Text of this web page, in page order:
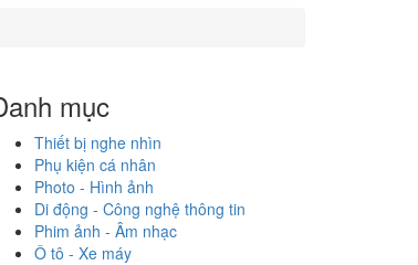
mục
Thiết bị nghe nhìn
Phụ kiện cá nhân
Photo - Hình ảnh
Di động - Công nghệ thông tin
Phim ảnh - Âm nhạc
Ô tô - Xe máy